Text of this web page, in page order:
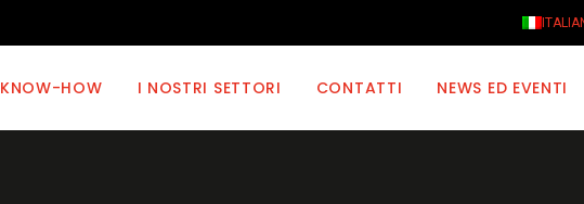
KNOW-HOW I NOSTRI SETTORI CONTATTI NEWS ED EVENTI